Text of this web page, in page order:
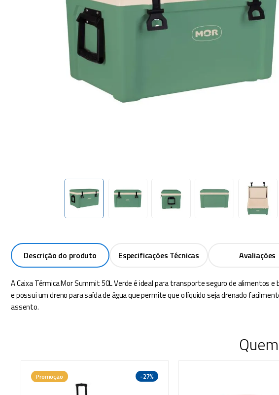
Descrição do produto Especificações Técnicas Avaliações
A Caixa Térmica Mor Summit 50L Verde é ideal para transporte seguro de alimentos
e possui um dreno para saída de água que permite que o líquido seja drenado
assento.
-27%
Promoção
10 º